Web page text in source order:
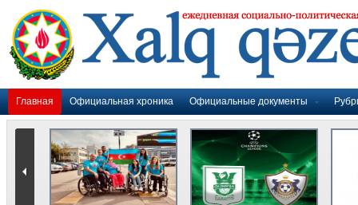
Главная Официальная хроника Официальные документы